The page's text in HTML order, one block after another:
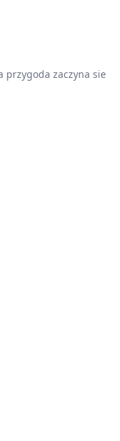
przygoda zaczyna sie